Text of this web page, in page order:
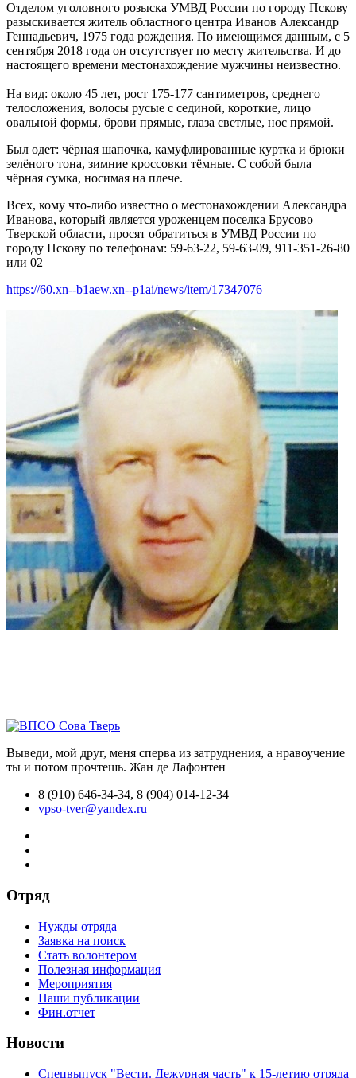
Отделом уголовного розыска УМВД России по городу Пскову
разыскивается житель областного центра Иванов Александр
Геннадьевич, 1975 года рождения. По имеющимся данным, с 5
сентября 2018 года он отсутствует по месту жительства. И до
настоящего времени местонахождение мужчины неизвестно.
На вид: около 45 лет, рост 175-177 сантиметров, среднего
телосложения, волосы русые с сединой, короткие, лицо
овальной формы, брови прямые, глаза светлые, нос прямой.
Был одет: чёрная шапочка, камуфлированные куртка и брюки
зелёного тона, зимние кроссовки тёмные. С собой была
чёрная сумка, носимая на плече.
Всех, кому что-либо известно о местонахождении Александра
Иванова, который является уроженцем поселка Брусово
Тверской области, просят обратиться в УМВД России по
городу Пскову по телефонам: 59-63-22, 59-63-09, 911-351-26-80
или 02
https://60.xn--b1aew.xn--p1ai/news/item/17347076
Выведи, мой друг, меня сперва из затруднения, а нравоучение
ты и потом прочтешь. Жан де Лафонтен
8 (910) 646-34-34, 8 (904) 014-12-34
vpso-tver@yandex.ru
Отряд
Нужды отряда
Заявка на поиск
Стать волонтером
Полезная информация
Мероприятия
Наши публикации
Фин.отчет
Новости
Спецвыпуск "Вести. Дежурная часть" к 15-летию отряда